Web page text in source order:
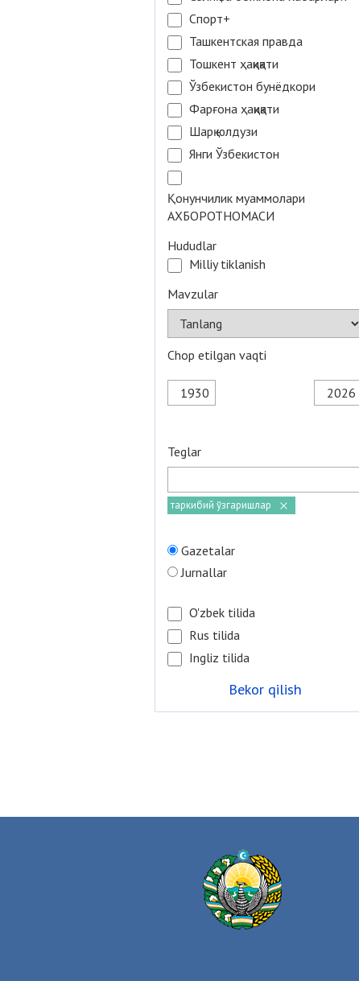
Спорт+
Ташкентская правда
Тошкент ҳақиқати
Ўзбекистон бунёдкори
Фарғона ҳақиқати
Шарқ юлдузи
Янги Ўзбекистон
Қонунчилик муаммолари
АХБОРОТНОМАСИ
Hududlar
Milliy tiklanish
Mavzular
Chop etilgan vaqti
Teglar
таркибий ўзгаришлар
Gazetalar
Jurnallar
O'zbek tilida
Rus tilida
Ingliz tilida
Bekor qilish